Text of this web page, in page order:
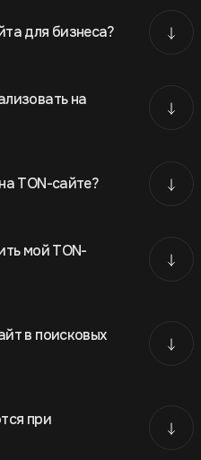
для бизнеса?
на
TON-сайте?
мой TON-
в поисковых
при